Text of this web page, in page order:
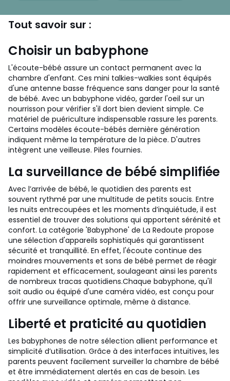
Tout savoir sur :
Choisir un babyphone
L'écoute-bébé assure un contact permanent avec la
chambre d'enfant. Ces mini talkies-walkies sont équipés
d'une antenne basse fréquence sans danger pour la santé
de bébé. Avec un babyphone vidéo, garder l'oeil sur un
nourrisson pour vérifier s'il dort bien devient simple. Ce
matériel de puériculture indispensable rassure les parents.
Certains modèles écoute-bébés dernière génération
indiquent même la température de la pièce. D'autres
intègrent une veilleuse. Piles fournies.
La surveillance de bébé simplifiée
Avec l’arrivée de bébé, le quotidien des parents est
souvent rythmé par une multitude de petits soucis. Entre
les nuits entrecoupées et les moments d’inquiétude, il est
essentiel de trouver des solutions qui apportent sérénité et
confort. La catégorie 'Babyphone' de La Redoute propose
une sélection d'appareils sophistiqués qui garantissent
sécurité et tranquillité. En effet, l'écoute continue des
moindres mouvements et sons de bébé permet de réagir
rapidement et efficacement, soulageant ainsi les parents
de nombreux tracas quotidiens.Chaque babyphone, qu'il
soit audio ou équipé d'une caméra vidéo, est conçu pour
offrir une surveillance optimale, même à distance.
Liberté et praticité au quotidien
Les babyphones de notre sélection allient performance et
simplicité d’utilisation. Grâce à des interfaces intuitives, les
parents peuvent facilement surveiller la chambre de bébé
et être immédiatement alertés en cas de besoin. Les